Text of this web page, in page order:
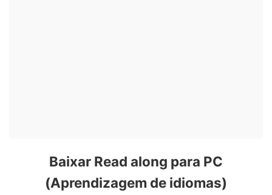
Baixar Read along para PC
(Aprendizagem de idiomas)